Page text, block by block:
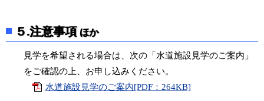
５.注意事項 ほか
見学を希望される場合は、次の「水道施設見学のご案内」
をご確認の上、お申し込みください。
水道施設見学のご案内[PDF：264KB]